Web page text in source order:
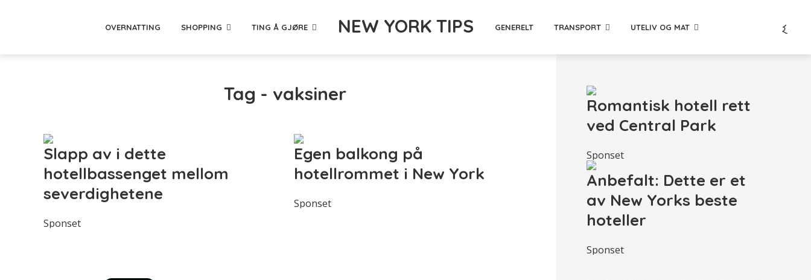
OVERNATTING SHOPPING TING Å GJØRE NEW YORK TIPS GENERELT TRANSPORT UTELIV OG MAT
Tag - vaksiner
Slapp av i dette
hotellbassenget mellom
severdighetene
Sponset
Egen balkong på
hotellrommet i New York
Sponset
Romantisk hotell rett
ved Central Park
Sponset
Anbefalt: Dette er et
av New Yorks beste
hoteller
Sponset